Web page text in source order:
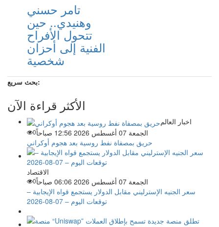
تامر حسني
وهنيدي.. حين
تتحول الأفراح
الفنية إلى أحزان
شخصية
بحث سريع:
الأكثر قراءة الآن
اخبار العالم
الجمعة 07 أغسطس 2026 12:56 صباحاً
0
حريق بمصفاة نفط روسية بعد هجوم أوكراني
الاقتصاد
الجمعة 07 أغسطس 2026 06:06 صباحاً
0
سعر الجنيه الإسترليني مقابل الدولار يستجمع قواه الإيجابية –
توقعات اليوم – 07-08-2026